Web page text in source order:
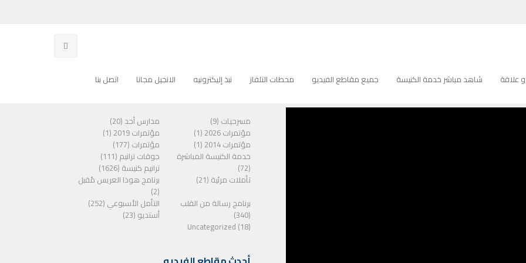
علاقة شاهد مباشر خدمة الكنيسة جميع مقاطع الفيديو محطات التلفاز نبذ إليكترونيه الانجيل مجانا اتصل بنا الفئات
مسرحيات (9)
مدارس أحد (20)
مؤتمرات 2026 (1)
مؤتمرات 2019 (1)
مؤتمرات 2014 (1)
مؤتمرات (177)
خدمة الكنيسة المباشرة
(72)
جوقات ترانيم (111)
ترانيم كنيسة (1626)
تأملات مرئية (21)
برنامج هوذا العريس مًقبل
(2)
برنامج رسالة من القلب
(340)
التأمل الأسبوعي (252)
أستديو (23)
Uncategorized (18)